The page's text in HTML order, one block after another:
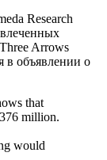
Research
Arrows
в объявлении о
that
million.
would